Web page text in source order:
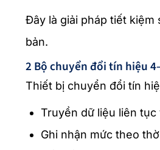
Đây là giải pháp tiết
bản.
2 Bộ chuyển đổi tín hiệu
Thiết bị chuyển đổi tín
Truyền dữ liệu liên
Ghi nhận mức theo